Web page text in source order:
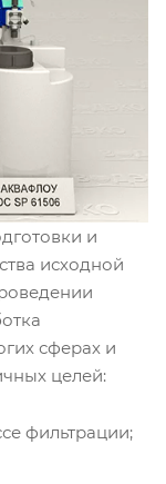
и
исходной
сферах и
целей:
фильтрации;